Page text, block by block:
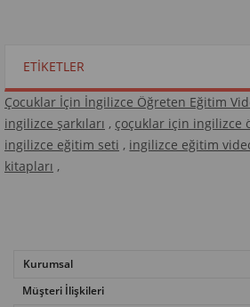
ETIKETLER
Çocuklar İçin İngilizce Öğreten Eğitim
ingilizce şarkıları , çoçuklar için ingilizce
ingilizce eğitim seti , ingilizce eğitim
kitapları ,
Kurumsal
Müşteri İlişkileri